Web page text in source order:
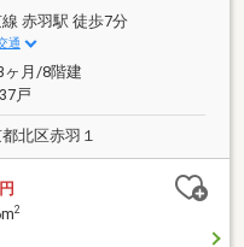
年ローン!◆提携銀行多
!◆車でまとめてご案内!
!即日対応させていただ
ントキャンペーン♪◆フジ
赤羽駅 徒歩7分
通
ヶ月/8階建
戸
北区赤羽１
2